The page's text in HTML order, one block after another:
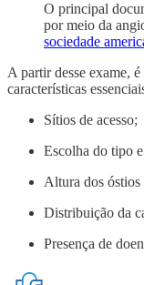
O principal
por meio da
sociedade
A partir desse exame,
características
Sítios de acesso;
Escolha do tipo
Altura dos óstios
Distribuição da
Presença de